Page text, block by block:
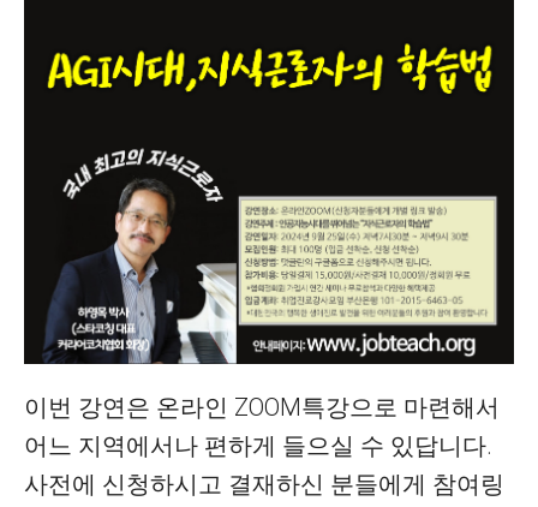
이번 강연은 온라인 ZOOM특강으로 마련해서
어느 지역에서나 편하게 들으실 수 있답니다.
사전에 신청하시고 결재하신 분들에게 참여링